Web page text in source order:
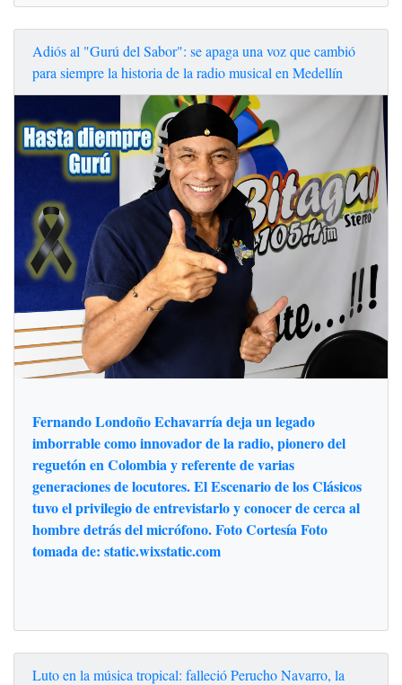
Adiós al "Gurú del Sabor": se apaga una voz que cambió
para siempre la historia de la radio musical en Medellín
Fernando Londoño Echavarría deja un legado
imborrable como innovador de la radio, pionero del
reguetón en Colombia y referente de varias
generaciones de locutores. El Escenario de los Clásicos
tuvo el privilegio de entrevistarlo y conocer de cerca al
hombre detrás del micrófono. Foto Cortesía Foto
tomada de: static.wixstatic.com
Luto en la música tropical: falleció Perucho Navarro, la